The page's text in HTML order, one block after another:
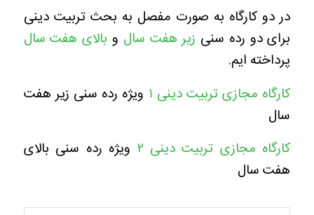
در دو کارگاه به صورت مفصل به بحث تربیت دینی
برای دو رده سنی زیر هفت سال و بالای هفت سال
پرداخته ایم.
کارگاه مجازی تربیت دینی ۱
ویژه رده سنی زیر هفت
سال
کارگاه مجازی تربیت دینی ۲
ویژه رده سنی بالای
هفت سال